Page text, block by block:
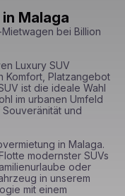
Malaga
bei Billion
Luxury SUV
Komfort, Platzangebot
ist die ideale Wahl
im urbanen Umfeld
und
in Malaga.
modernster SUVs
oder
in unserem
mit einem